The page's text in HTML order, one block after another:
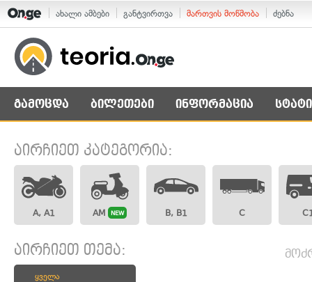
ახალი ამბები განტვირთვა მართვის მოწმობა ძებნა
გამოცდა ბილეთები ინფორმაცია
აირჩიეთ კატეგორია:
A, A1 AM NEW B, B1 C
აირჩიეთ თემა:
ყველა